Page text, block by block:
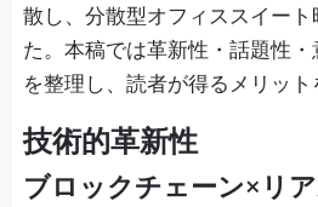
散し、分散型オフィススイー
た。本稿では革新性・話題性
を整理し、読者が得るメリット
技術的革新性
ブロックチェーン×リ